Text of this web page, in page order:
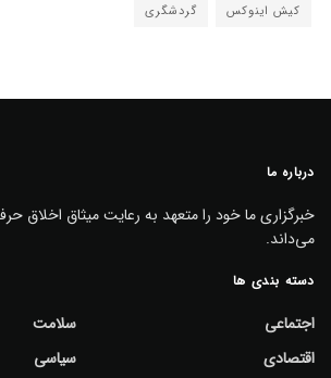
کیش اینوکس
گردشگری
درباره ما
خبرگزاری ما خود را متعهد به رعایت میثاق اخلاق
می‌داند.
دسته بندی ها
اجتماعی
اقتصادی
سلامت
سیاسی